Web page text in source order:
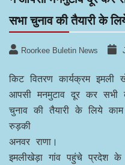
सभा चुनाव की तैयारी के
Roorkee Buletin News
किट वितरण कार्यक्रम इमली
आपसी मनमुटाव दूर कर सभी
चुनाव की तैयारी के लिये
रुड़की
अनवर राणा।
इमलीखेड़ा गांव पहुंचे प्रदेश के